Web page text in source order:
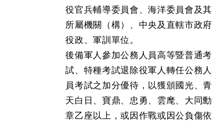
役官兵輔導委員會、海洋委員會及其
所屬機關（構）、中央及直轄市政府
役政、軍訓單位。
後備軍人參加公務人員高等暨普通考
試、特種考試退除役軍人轉任公務人
員考試之加分優待，以獲頒國光、青
天白日、寶鼎、忠勇、雲麾、大同勳
章乙座以上，或因作戰或因公負傷依